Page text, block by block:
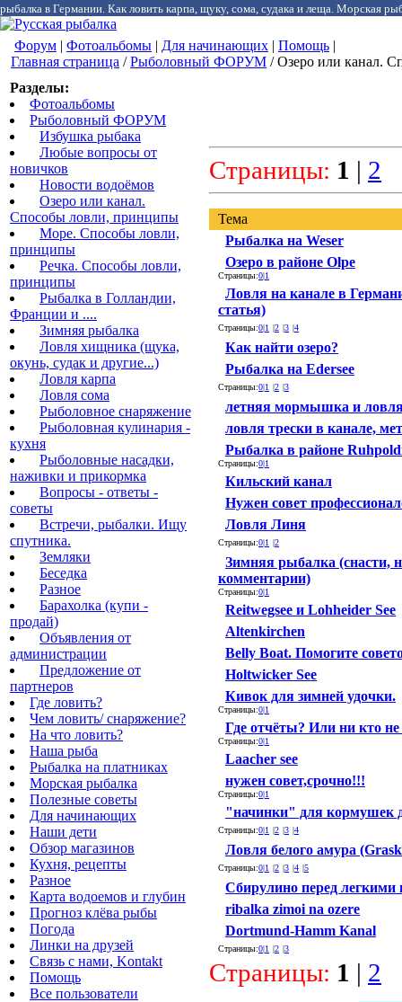
рыбалка в Германии. Как ловить карпа, щуку, сома, судака и леща. Морская
Форум | Фотоальбомы | Для начинающих | Помощь |
Главная страница /Рыболовный ФОРУМ / Озеро или канал.
Разделы:
Фотоальбомы
Рыболовный ФОРУМ
Избушка рыбака
Любые вопросы от
новичков
Новости водоёмов
Озеро или канал.
Способы ловли, принципы
Море. Способы ловли,
принципы
Речка. Способы ловли,
принципы
Рыбалка в Голландии,
Франции и ....
Зимняя рыбалка
Ловля хищника (щука,
окунь, судак и другие...)
Ловля карпа
Ловля сома
Рыболовное снаряжение
Рыболовная кулинария -
кухня
Рыболовные насадки,
наживки и прикормка
Вопросы - ответы -
советы
Встречи, рыбалки. Ищу
спутника.
Земляки
Беседка
Разное
Барахолка (купи -
продай)
Объявления от
администрации
Предложение от
партнеров
Где ловить?
Чем ловить/ снаряжение?
На что ловить?
Наша рыба
Рыбалка на платниках
Морская рыбалка
Полезные советы
Для начинающих
Наши дети
Обзор магазинов
Кухня, рецепты
Разное
Карта водоемов и глубин
Прогноз клёва рыбы
Погода
Линки на друзей
Связь с нами, Kontakt
Помощь
Все пользователи
Страницы: 1 | 2
Тема
Рыбалка на Weser
Озеро в районе Olpe
Страницы:0|1
Ловля на канале в
статья)
Страницы:0|1 |2 |3 |4
Как найти озеро?
Рыбалка на Edersee
Страницы:0|1 |2 |3
летняя мормышка и
ловля трески в канале,
Рыбалка в районе
Страницы:0|1
Кильский канал
Нужен совет
Ловля Линя
Страницы:0|1 |2
Зимняя рыбалка (снасти,
комментарии)
Страницы:0|1
Reitwegsee и Lohheider See
Altenkirchen
Belly Boat. Помогите
Holtwicker See
Кивок для зимней удочки.
Страницы:0|1
Где отчёты? Или ни кто не
Страницы:0|1
Laacher see
нужен совет,срочно!!!
Страницы:0|1
"начинки" для кормушек
Страницы:0|1 |2 |3 |4
Ловля белого амура
Страницы:0|1 |2 |3 |4 |5
Сбирулино перед легкими
ribalka zimoi na ozere
Dortmund-Hamm Kanal
Страницы:0|1 |2 |3
Страницы: 1 | 2